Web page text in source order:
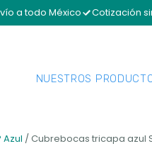
a todo México Cotización
NUESTROS
Azul / Cubrebocas tricapa azul